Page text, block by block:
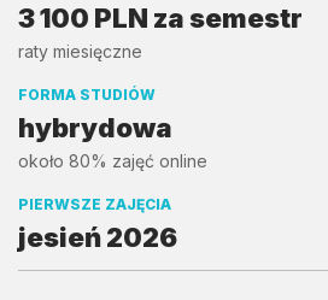
3 100 PLN za semestr
raty miesięczne
FORMA STUDIÓW
hybrydowa
około 80% zajęć online
PIERWSZE ZAJĘCIA
jesień 2026